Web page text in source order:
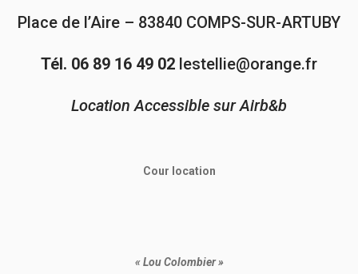
Place de l’Aire – 83840 COMPS-SUR-ARTUBY
Tél. 06 89 16 49 02 lestellie@orange.fr
Location Accessible sur Airb&b
Cour location
« Lou Colombier »